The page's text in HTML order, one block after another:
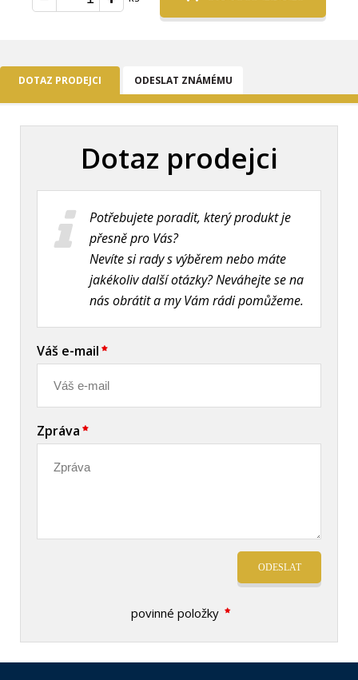
DOTAZ PRODEJCI ODESLAT ZNÁMÉMU
Dotaz prodejci
Potřebujete poradit, který produkt je
přesně pro Vás?
Nevíte si rady s výběrem nebo máte
jakékoliv další otázky? Neváhejte se na
nás obrátit a my Vám rádi pomůžeme.
Váš e-mail
Zpráva
ODESLAT
povinné položky